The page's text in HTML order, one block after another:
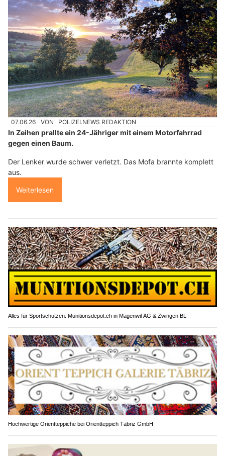
07.06.26 VON POLIZEI.NEWS REDAKTION
In Zeihen prallte ein 24-Jähriger mit einem Motorfahrrad
gegen einen Baum.
Der Lenker wurde schwer verletzt. Das Mofa brannte komplett
aus.
Weiterlesen
Alles für Sportschützen: Munitionsdepot.ch in Mägenwil AG & Zwingen BL
Hochwertige Orientteppiche bei Orientteppich Täbriz GmbH